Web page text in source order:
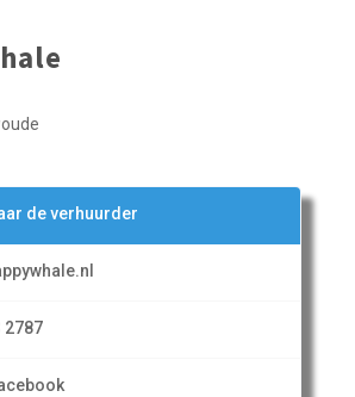
de verhuurder
2787